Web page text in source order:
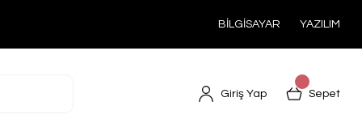
BİLGİSAYAR YAZILIM
Giriş Yap Sepet